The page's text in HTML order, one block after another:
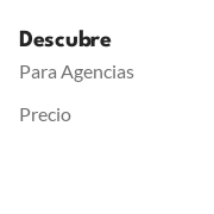
Descubre
Para Agencias
Precio